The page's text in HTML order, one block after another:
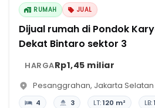
RUMAH JUAL
Dijual rumah di Pondok
Dekat Bintaro sektor 3
HARGARp1,45 miliar
Pesanggrahan, Jakarta Selatan
4 3 LT:120 m² LB: